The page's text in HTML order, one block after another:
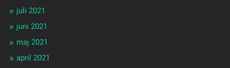
juli 2021
juni 2021
maj 2021
april 2021